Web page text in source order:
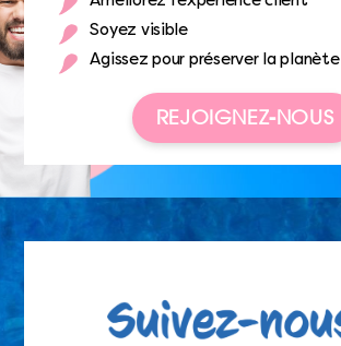
Soyez visible
Agissez pour préserver la planète
REJOIGNEZ-NOUS